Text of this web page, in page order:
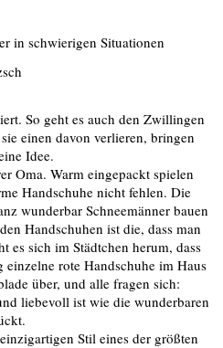
in schwierigen Situationen
So geht es auch den Zwillingen
einen davon verlieren, bringen
Idee.
Oma. Warm eingepackt spielen
Handschuhe nicht fehlen. Die
wunderbar Schneemänner bauen
Handschuhen ist die, dass man
es sich im Städtchen herum, dass
rote Handschuhe im Haus
über, und alle fragen sich:
liebevoll ist wie die wunderbaren
Stil eines der größten